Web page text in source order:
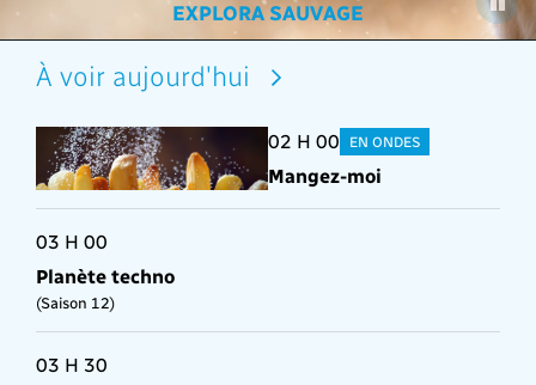
COLLECTION EXPLORA
ALIMENTATION
RAFALES DU DIMANCHE
EXPLORA SAUVAGE
SAISON
À voir aujourd'hui
02 H 00 EN ONDES
Mangez-moi
03 H 00
Planète techno
(Saison 12)
03 H 30